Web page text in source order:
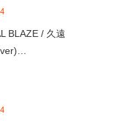
BLAZE / 久遠